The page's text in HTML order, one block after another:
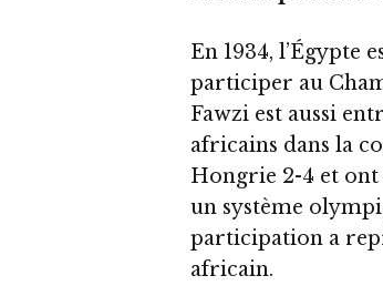
En 1934, l’Égypte
participer au
Fawzi est aussi
africains dans la
Hongrie 2-4 et ont
un système
participation a
africain.